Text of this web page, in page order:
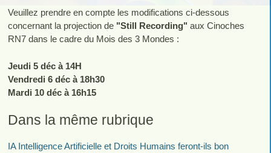
Veuillez prendre en compte les modifications ci-dessous
concernant la projection de "Still Recording" aux Cinoches
RN7 dans le cadre du Mois des 3 Mondes :
Jeudi 5 déc à 14H
Vendredi 6 déc à 18h30
Mardi 10 déc à 16h15
Dans la même rubrique
IA Intelligence Artificielle et Droits Humains feront-ils bon